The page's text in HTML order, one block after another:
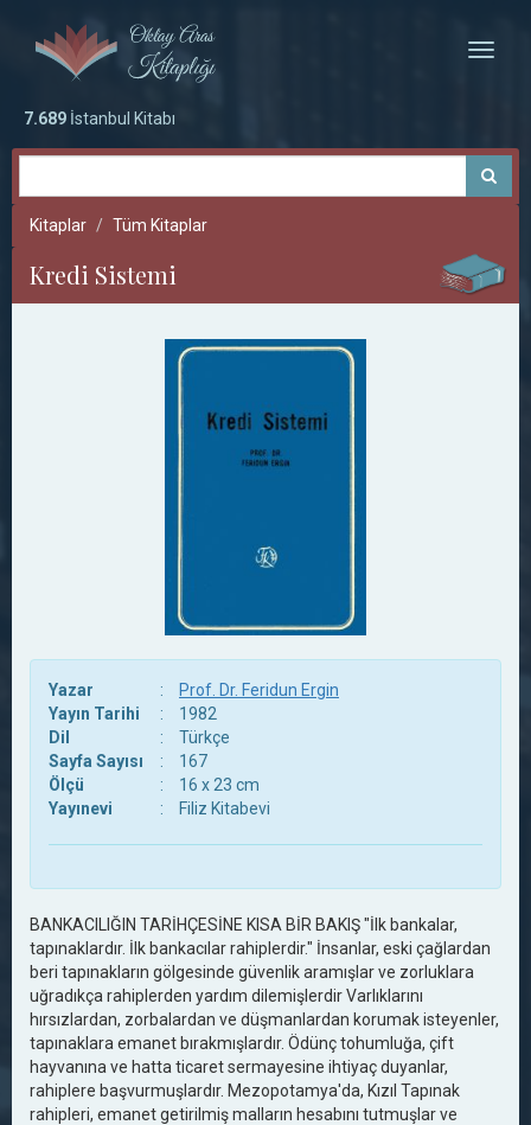
Toggle
7.689 İstanbul Kitabı
Kitaplar Tüm Kitaplar
Kredi Sistemi
Yazar :
Prof. Dr. Feridun Ergin
Yayın Tarihi
:
1982
Dil
:
Türkçe
Sayfa Sayısı
:
167
Ölçü
:
16 x 23 cm
Yayınevi
: Filiz Kitabevi
BANKACILIĞIN TARİHÇESİNE KISA BİR BAKIŞ "İlk bankalar,
tapınaklardır. İlk bankacılar rahiplerdir." İnsanlar, eski çağlardan
beri tapınakların gölgesinde güvenlik aramışlar ve zorluklara
uğradıkça rahiplerden yardım dilemişlerdir Varlıklarını
hırsızlardan, zorbalardan ve düşmanlardan korumak isteyenler,
tapınaklara emanet bırakmışlardır. Ödünç tohumluğa, çift
hayvanına ve hatta ticaret sermayesine ihtiyaç duyanlar,
rahiplere başvurmuşlardır. Mezopotamya'da, Kızıl Tapınak
rahipleri, emanet getirilmiş malların hesabını tutmuşlar ve